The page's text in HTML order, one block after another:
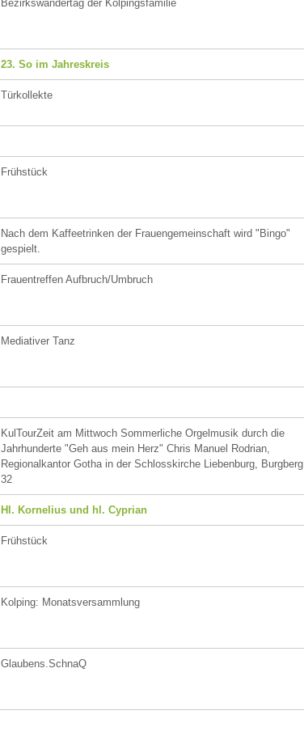
Bezirkswandertag der Kolpingsfamilie
23. So im Jahreskreis
Türkollekte
Frühstück
Nach dem Kaffeetrinken der Frauengemeinschaft wird "Bingo"
gespielt.
Frauentreffen Aufbruch/Umbruch
Mediativer Tanz
KulTourZeit am Mittwoch Sommerliche Orgelmusik durch die
Jahrhunderte "Geh aus mein Herz" Chris Manuel Rodrian,
Regionalkantor Gotha in der Schlosskirche Liebenburg, Burgberg
32
Hl. Kornelius und hl. Cyprian
Frühstück
Kolping: Monatsversammlung
Glaubens.SchnaQ